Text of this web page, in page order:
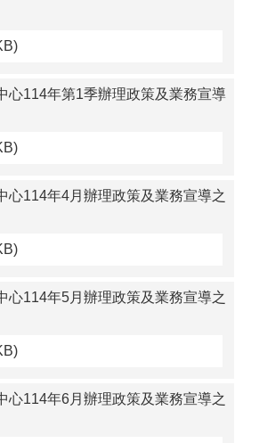
心114年第1季辦理政策及業務宣導
心114年4月辦理政策及業務宣導之
心114年5月辦理政策及業務宣導之
心114年6月辦理政策及業務宣導之